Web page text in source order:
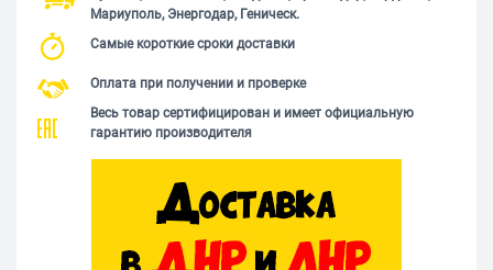
Мариуполь, Энергодар, Геническ.
Самые короткие сроки доставки
Оплата при получении и проверке
Весь товар сертифицирован и имеет официальную
гарантию производителя